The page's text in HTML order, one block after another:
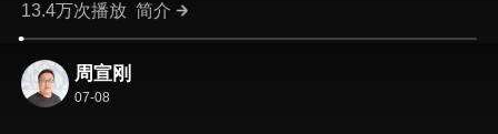
13.4万次播放简介
周宣刚
07-08